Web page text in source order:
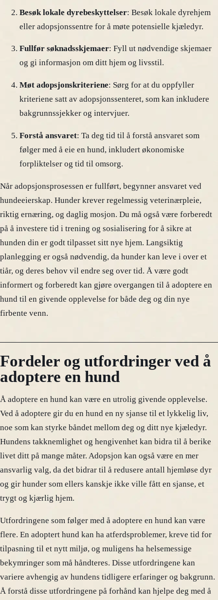
Besøk lokale dyrebeskyttelser: Besøk lokale dyrehjem
eller adopsjonssentre for å møte potensielle kjæledyr.
Fullfør søknadsskjemaer: Fyll ut nødvendige skjemaer
og gi informasjon om ditt hjem og livsstil.
Møt adopsjonskriteriene: Sørg for at du oppfyller
kriteriene satt av adopsjonssenteret, som kan inkludere
bakgrunnssjekker og intervjuer.
Forstå ansvaret: Ta deg tid til å forstå ansvaret som
følger med å eie en hund, inkludert økonomiske
forpliktelser og tid til omsorg.
Når adopsjonsprosessen er fullført, begynner ansvaret ved
hundeeierskap. Hunder krever regelmessig veterinærpleie,
riktig ernæring, og daglig mosjon. Du må også være forberedt
på å investere tid i trening og sosialisering for å sikre at
hunden din er godt tilpasset sitt nye hjem. Langsiktig
planlegging er også nødvendig, da hunder kan leve i over et
tiår, og deres behov vil endre seg over tid. Å være godt
informert og forberedt kan gjøre overgangen til å adoptere en
hund til en givende opplevelse for både deg og din nye
firbente venn.
Fordeler og utfordringer ved å
adoptere en hund
Å adoptere en hund kan være en utrolig givende opplevelse.
Ved å adoptere gir du en hund en ny sjanse til et lykkelig liv,
noe som kan styrke båndet mellom deg og ditt nye kjæledyr.
Hundens takknemlighet og hengivenhet kan bidra til å berike
livet ditt på mange måter. Adopsjon kan også være en mer
ansvarlig valg, da det bidrar til å redusere antall hjemløse dyr
og gir hunder som ellers kanskje ikke ville fått en sjanse, et
trygt og kjærlig hjem.
Utfordringene som følger med å adoptere en hund kan være
flere. En adoptert hund kan ha atferdsproblemer, kreve tid for
tilpasning til et nytt miljø, og muligens ha helsemessige
bekymringer som må håndteres. Disse utfordringene kan
variere avhengig av hundens tidligere erfaringer og bakgrunn.
Å forstå disse utfordringene på forhånd kan hjelpe deg med å